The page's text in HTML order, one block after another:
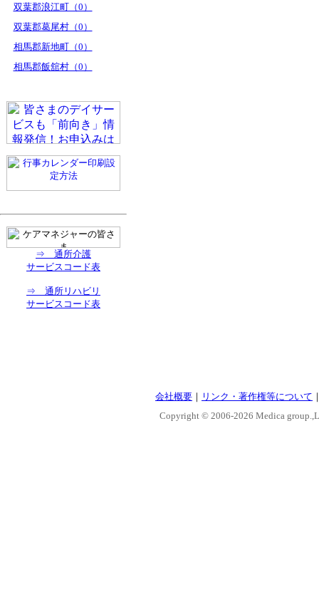
双葉郡浪江町（0）
双葉郡葛尾村（0）
相馬郡新地町（0）
相馬郡飯舘村（0）
⇒ 通所介護
サービスコード表
⇒ 通所リハビリ
サービスコード表
会社概要 ｜ リンク・著作権等について
Copyright © 2006-2026 Medica